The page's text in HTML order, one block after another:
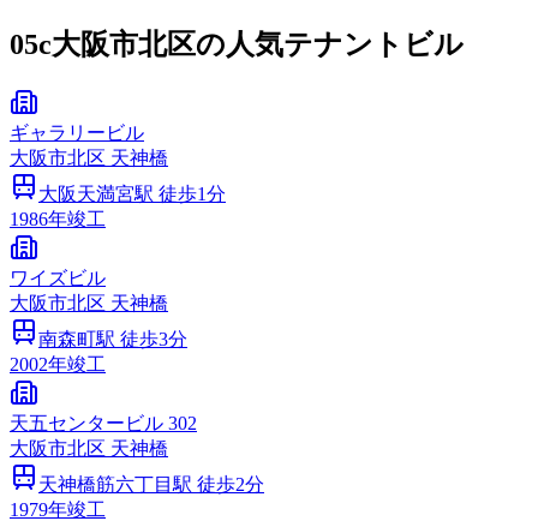
05c大阪市北区の人気テナントビル
ギャラリービル
大阪市北区 天神橋
大阪天満宮駅 徒歩1分
1986年竣工
ワイズビル
大阪市北区 天神橋
南森町駅 徒歩3分
2002年竣工
天五センタービル 302
大阪市北区 天神橋
天神橋筋六丁目 駅 徒歩2分
1979年竣工